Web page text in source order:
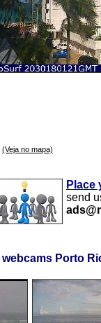
(Veja no mapa)
Place
send
webcams Porto